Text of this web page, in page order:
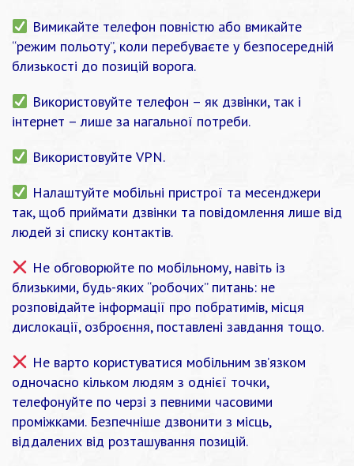
Вимикайте телефон повністю або вмикайте
“режим польоту”, коли перебуваєте у безпосередній
близькості до позицій ворога.
Використовуйте телефон – як дзвінки, так і
інтернет – лише за нагальної потреби.
Використовуйте VPN.
Налаштуйте мобільні пристрої та месенджери
так, щоб приймати дзвінки та повідомлення лише від
людей зі списку контактів.
Не обговорюйте по мобільному, навіть із
близькими, будь-яких “робочих” питань: не
розповідайте інформації про побратимів, місця
дислокації, озброєння, поставлені завдання тощо.
Не варто користуватися мобільним зв’язком
одночасно кільком людям з однієї точки,
телефонуйте по черзі з певними часовими
проміжками. Безпечніше дзвонити з місць,
віддалених від розташування позицій.